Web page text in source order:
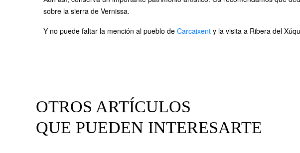
sobre la sierra de Vernissa.
Y no puede faltar la mención al pueblo de Carcaixent y la visita a Ribera del
OTROS ARTÍCULOS
QUE PUEDEN INTERESARTE